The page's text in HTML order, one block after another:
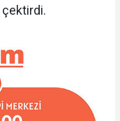
çektirdi.